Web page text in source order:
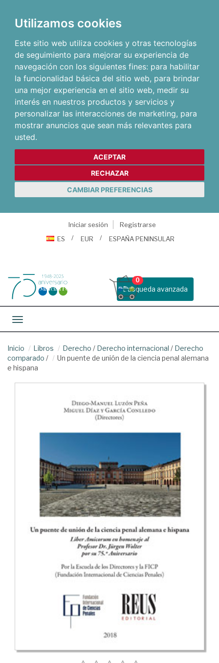
Utilizamos cookies
Este sitio web utiliza cookies y otras tecnologías
de seguimiento para mejorar su experiencia de
navegación con los siguientes fines: para habilitar
la funcionalidad básica del sitio web, para brindar
una mejor experiencia en el sitio web, medir su
interés en nuestros productos y servicios y
personalizar las interacciones de marketing, para
mostrar anuncios que sean más relevantes para
usted.
ACEPTAR
RECHAZAR
CAMBIAR PREFERENCIAS
Iniciar sesión
Registrarse
ES
EUR ESPAÑA PENINSULAR
Busqueda avanzada
0
Toggle navigation
Inicio Libros Derecho / Derecho internacional / Derecho
comparado /
Un puente de unión de la ciencia penal alemana
e hispana